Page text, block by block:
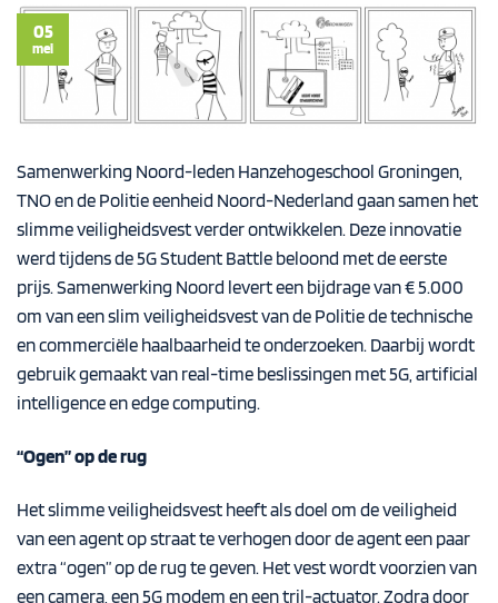
05
mei
Samenwerking Noord-leden Hanzehogeschool Groningen,
TNO en de Politie eenheid Noord-Nederland gaan samen het
slimme veiligheidsvest verder ontwikkelen. Deze innovatie
werd tijdens de5G Student Battle beloond met de eerste
prijs. Samenwerking Noord levert een bijdrage van € 5.000
om van een slim veiligheidsvest van de Politie de technische
en commerciële haalbaarheid te onderzoeken. Daarbij wordt
gebruik gemaakt van real-time beslissingen met 5G, artificial
intelligence en edge computing.
“Ogen” op de rug
Het slimme veiligheidsvest heeft als doel om de veiligheid
van een agent op straat te verhogen door de agent een paar
extra “ogen” op de rug te geven. Het vest wordt voorzien van
een camera, een 5G modem en een tril-actuator. Zodra door